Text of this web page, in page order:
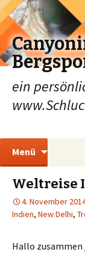
ein
Menü
Weltreise
4. November
Indien, New Delhi,
Hallo zusammen